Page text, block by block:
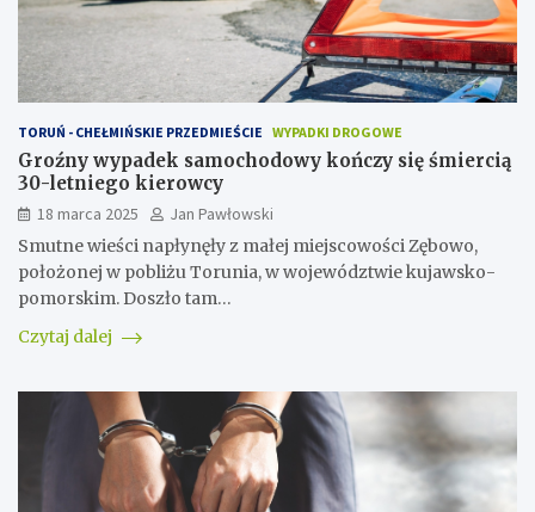
TORUŃ - CHEŁMIŃSKIE PRZEDMIEŚCIE WYPADKI DROGOWE
Groźny wypadek samochodowy kończy się śmiercią
30-letniego kierowcy
18 marca 2025
Jan Pawłowski
Smutne wieści napłynęły z małej miejscowości Zębowo,
położonej w pobliżu Torunia, w województwie kujawsko-
pomorskim. Doszło tam…
Czytaj dalej